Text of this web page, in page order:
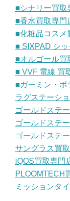
■シナリー買取
■香水買取専門
■化粧品コスメ
■ SIXPAD シ
■オルゴール買
■ VVF 電線 買
■ガーミン・
ラグステーシ
ゴールドステ
ゴールドステ
ゴールドステ
サングラス買
iQOS買取専門
PLOOMTECH
ミッションタ